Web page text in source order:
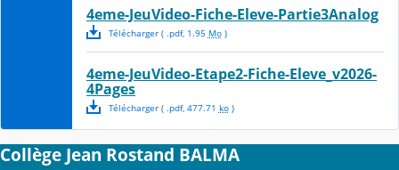
4eme-JeuVideo-Fiche-Eleve-Partie3Analog
Télécharger( .pdf, 1.95 Mo)
4eme-JeuVideo-Etape2-Fiche-Eleve_v2026-
4Pages
Télécharger( .pdf, 477.71 ko)
Collège Jean Rostand BALMA